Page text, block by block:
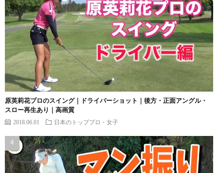
原英莉花プロのスイング｜ドライバーショット｜後方・正面アングル・
スロー再生あり｜高画質
2018.06.01 日本のトッププロ・女子